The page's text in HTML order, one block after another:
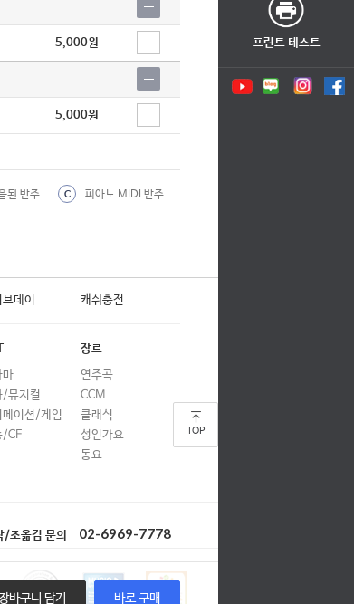
합창
합창
합창
5,000원
5,000원
된 반주 C 피아노 MIDI 반주
바구니 담기 바로 구매
데이 캐쉬충전
마
/뮤지컬
메이션/게임
/CF
장르
연주곡
CCM
클래식
성인가요
동요
조옮김 문의 02-6969-7778
프린트 테스트
TOP